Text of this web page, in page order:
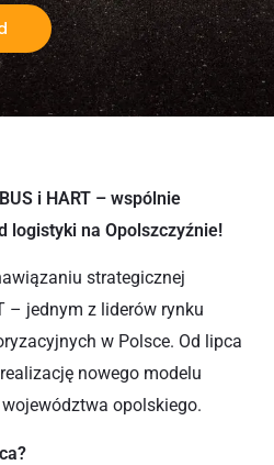
i HART – wspólnie
logistyki na Opolszczyźnie!
strategicznej
– jednym z liderów rynku
w Polsce. Od lipca
nowego modelu
opolskiego.